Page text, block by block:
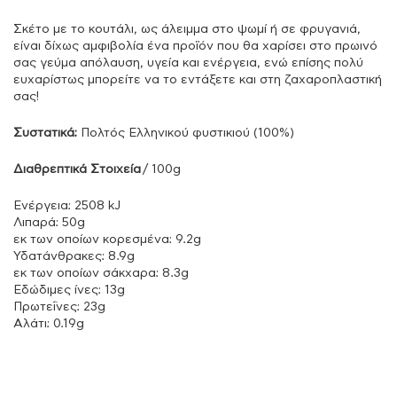
Σκέτο με το κουτάλι, ως άλειμμα στο ψωμί ή σε φρυγανιά,
είναι δίχως αμφιβολία ένα προϊόν που θα χαρίσει στο πρωινό
σας γεύμα απόλαυση, υγεία και ενέργεια, ενώ επίσης πολύ
ευχαρίστως μπορείτε να το εντάξετε και στη ζαχαροπλαστική
σας!
Συστατικά: Πολτός Ελληνικού φυστικιού (100%)
Διαθρεπτικά Στοιχεία/ 100g
Ενέργεια: 2508 kJ
Λιπαρά: 50g
εκ των οποίων κορεσμένα: 9.2g
Υδατάνθρακες: 8.9g
εκ των οποίων σάκχαρα: 8.3g
Εδώδιμες ίνες: 13g
Πρωτεΐνες: 23g
Αλάτι: 0.19g